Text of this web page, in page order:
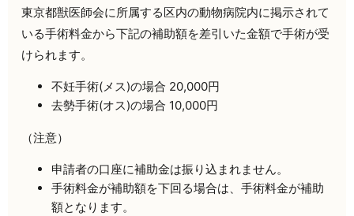
東京都獣医師会に所属する区内の動物病院内に掲示されて
いる手術料金から下記の補助額を差引いた金額で手術が受
けられます。
不妊手術(メス)の場合 20,000円
去勢手術(オス)の場合 10,000円
（注意）
申請者の口座に補助金は振り込まれません。
手術料金が補助額を下回る場合は、手術料金が補助
額となります。